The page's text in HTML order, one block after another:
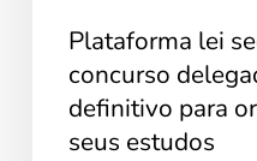
estudos
Plataforma lei
concurso
definitivo para
seus estudos